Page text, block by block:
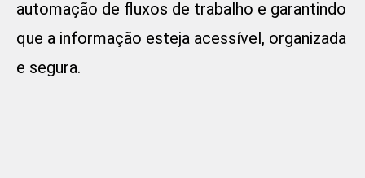
automação de fluxos de trabalho e garantindo
que a informação esteja acessível, organizada
e segura.